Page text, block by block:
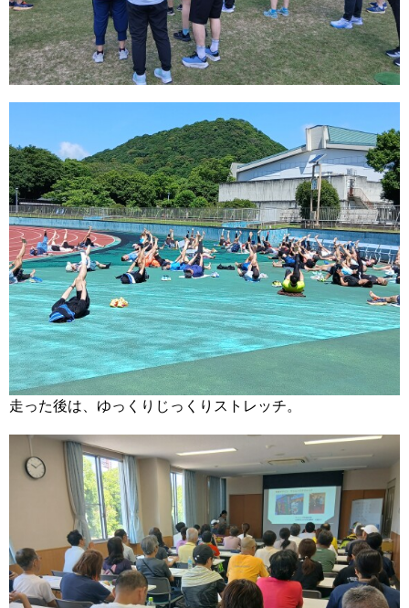
走った後は、ゆっくりじっくりストレッチ。